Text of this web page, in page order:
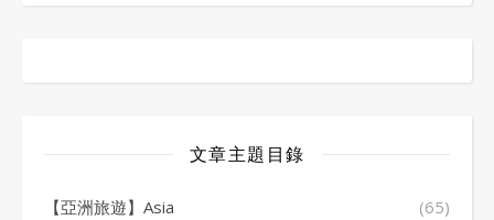
文章主題目錄
【亞洲旅遊】Asia (65)